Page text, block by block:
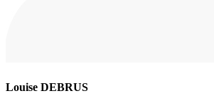
Louise DEBRUS